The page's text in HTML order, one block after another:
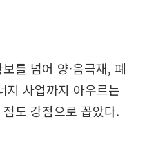
를 넘어 양·음극재, 폐
지 사업까지 아우르는
도 강점으로 꼽았다.